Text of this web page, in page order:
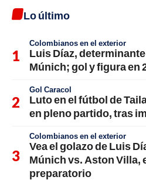
Lo último
Colombianos en el exterior
Luis Díaz,
Múnich; gol y figura en
Gol Caracol
Luto en el fútbol de
en pleno partido, tras
Colombianos en el exterior
Vea el golazo de Luis
Múnich vs. Aston Villa,
preparatorio